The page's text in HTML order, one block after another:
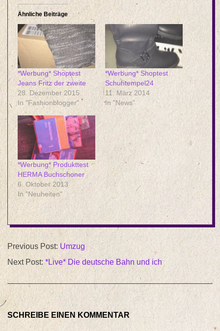
Ähnliche Beiträge
*Werbung* Shoptest
Jeans Fritz der zweite
28. Dezember 2015
In "Fashionblogger"
*Werbung* Shoptest
Schuhtempel24
11. März 2014
In "News"
*Werbung* Produkttest
HERMA Buchschoner
6. Oktober 2013
In "Neuheiten"
2013-
12-
08
Previous Post: Umzug
Next Post:*Live* Die deutsche Bahn und ich
SCHREIBE EINEN KOMMENTAR